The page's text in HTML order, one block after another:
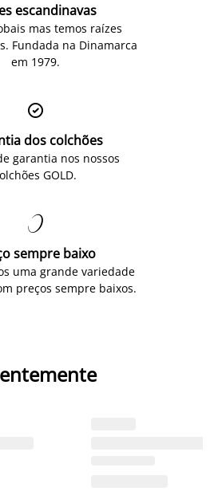
escandinavas
mas temos raízes
Fundada na Dinamarca
em 1979.

dos colchões
garantia nos nossos
GOLD.

sempre baixo
uma grande variedade
preços sempre baixos.